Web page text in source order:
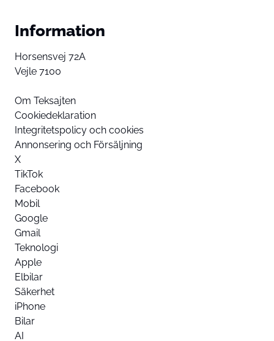
Information
Horsensvej 72A
Vejle 7100
Om Teksajten
Cookiedeklaration
Integritetspolicy och cookies
Annonsering och Försäljning
X
TikTok
Facebook
Mobil
Google
Gmail
Teknologi
Apple
Elbilar
Säkerhet
iPhone
Bilar
AI